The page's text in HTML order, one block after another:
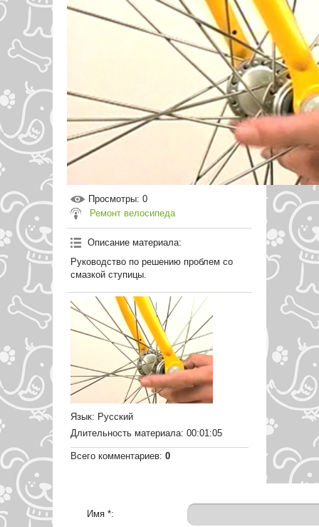
Просмотры: 0
Ремонт велосипеда
Описание материала:
Руководство по решению проблем со
смазкой ступицы.
Язык: Русский
Длительность материала: 00:01:05
Всего комментариев: 0
Имя *: